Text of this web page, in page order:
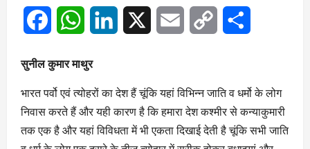
FacebookWhatsAppLinkedIn Email
Copy
सुनील कुमार माथुर
भारत पर्वो एवं त्योहरों का देश हैं चूंकि यहां विभिन्न जाति व धर्मो के लोग
निवास करते हैं और यही कारण है कि हमारा देश कश्मीर से कन्याकुमारी
तक एक है और यहां विविधता में भी एकता दिखाई देती है चूंकि सभी जाति